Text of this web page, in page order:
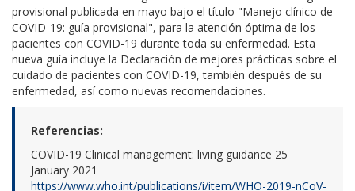
provisional publicada en mayo bajo el título "Manejo clínico de
COVID-19: guía provisional", para la atención óptima de los
pacientes con COVID-19 durante toda su enfermedad. Esta
nueva guía incluye la Declaración de mejores prácticas sobre el
cuidado de pacientes con COVID-19, también después de su
enfermedad, así como nuevas recomendaciones.
Referencias:
COVID-19 Clinical management: living guidance 25
January 2021
https://www.who.int/publications/i/item/WHO-2019-nCoV-